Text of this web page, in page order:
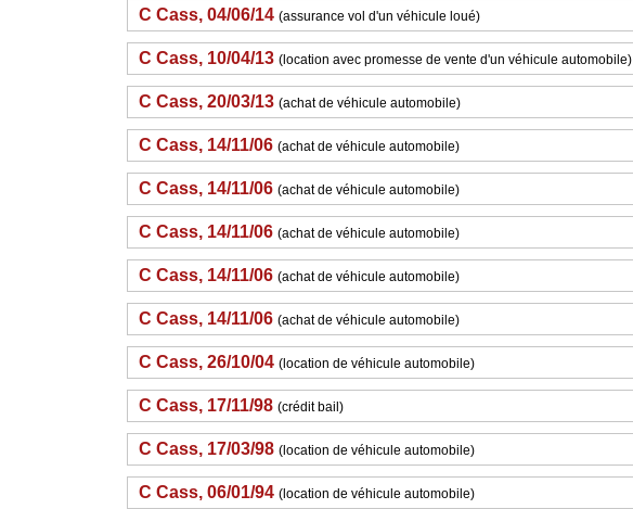
C Cass, 04/06/14 (assurance vol d'un véhicule loué)
C Cass, 10/04/13 (location avec promesse de vente d'un véhicule automobile)
C Cass, 20/03/13 (achat de véhicule automobile)
C Cass, 14/11/06 (achat de véhicule automobile)
C Cass, 14/11/06 (achat de véhicule automobile)
C Cass, 14/11/06 (achat de véhicule automobile)
C Cass, 14/11/06 (achat de véhicule automobile)
C Cass, 14/11/06 (achat de véhicule automobile)
C Cass, 26/10/04 (location de véhicule automobile)
C Cass, 17/11/98 (crédit bail)
C Cass, 17/03/98 (location de véhicule automobile)
C Cass, 06/01/94 (location de véhicule automobile)